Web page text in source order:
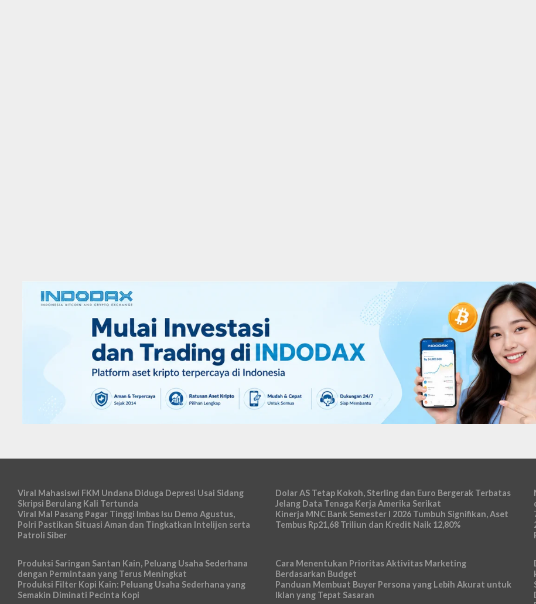
Viral Mahasiswi FKM Undana Diduga Depresi Usai Sidang
Skripsi Berulang Kali Tertunda
Viral Mal Pasang Pagar Tinggi Imbas Isu Demo Agustus,
Polri Pastikan Situasi Aman dan Tingkatkan Intelijen serta
Patroli Siber
Dolar AS Tetap Kokoh, Sterling dan Euro Bergerak Terbatas
Jelang Data Tenaga Kerja Amerika Serikat
Kinerja MNC Bank Semester I 2026 Tumbuh Signifikan, Aset
Tembus Rp21,68 Triliun dan Kredit Naik 12,80%
Produksi Saringan Santan Kain, Peluang Usaha Sederhana
dengan Permintaan yang Terus Meningkat
Produksi Filter Kopi Kain: Peluang Usaha Sederhana yang
Semakin Diminati Pecinta Kopi
Cara Menentukan Prioritas Aktivitas Marketing
Berdasarkan Budget
Panduan Membuat Buyer Persona yang Lebih Akurat untuk
Iklan yang Tepat Sasaran